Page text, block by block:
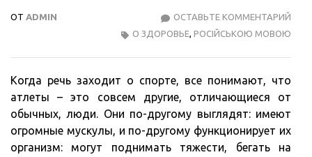
ОТ ADMIN ОСТАВЬТЕ КОММЕНТАРИЙ
О ЗДОРОВЬЕ, РОСІЙСЬКОЮ МОВОЮ
Когда речь заходит о спорте, все понимают, что
атлеты – это совсем другие, отличающиеся от
обычных, люди. Они по-другому выглядят: имеют
огромные мускулы, и по-другому функционирует их
организм: могут поднимать тяжести, бегать на